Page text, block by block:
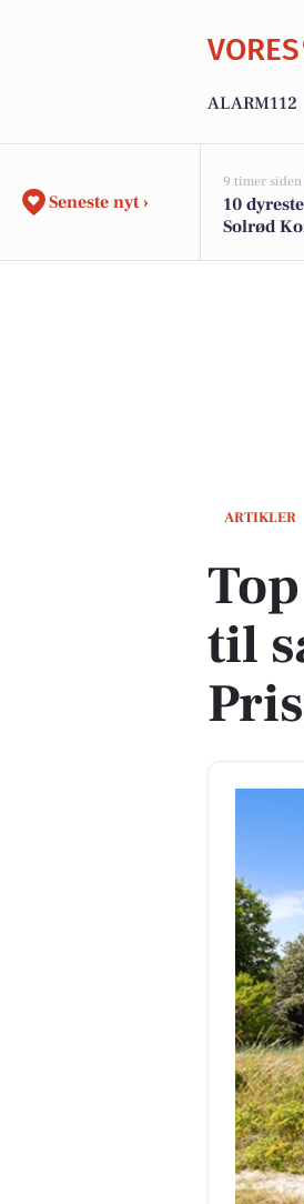
VORES
ALARM112
Seneste nyt ›
9 timer siden |
10
Solrød
ARTIKLER
Top 6
til